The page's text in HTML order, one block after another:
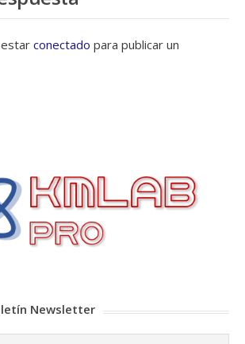
conectado para publicar un
Newsletter